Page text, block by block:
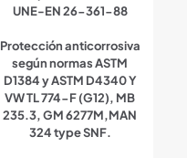
UNE-EN 26-361-88
Protección anticorrosiva
según normas ASTM
D1384 y ASTM D4340 Y
VW TL 774-F (G12), MB
235.3, GM 6277M,MAN
324 type SNF.